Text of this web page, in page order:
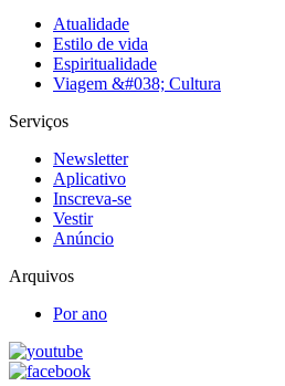
Atualidade
Estilo de vida
Espiritualidade
Viagem &#038; Cultura
Serviços
Newsletter
Aplicativo
Inscreva-se
Vestir
Anúncio
Arquivos
Por ano